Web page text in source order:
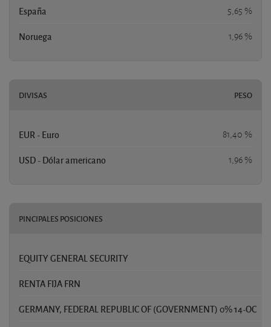
España 5,65 %
Noruega 1,96 %
DIVISAS PESO
EUR - Euro 81,40 %
USD - Dólar americano 1,96 %
PINCIPALES POSICIONES
EQUITY GENERAL SECURITY
RENTA FIJA FRN
GERMANY, FEDERAL REPUBLIC OF (GOVERNMENT) 0% 14-OC